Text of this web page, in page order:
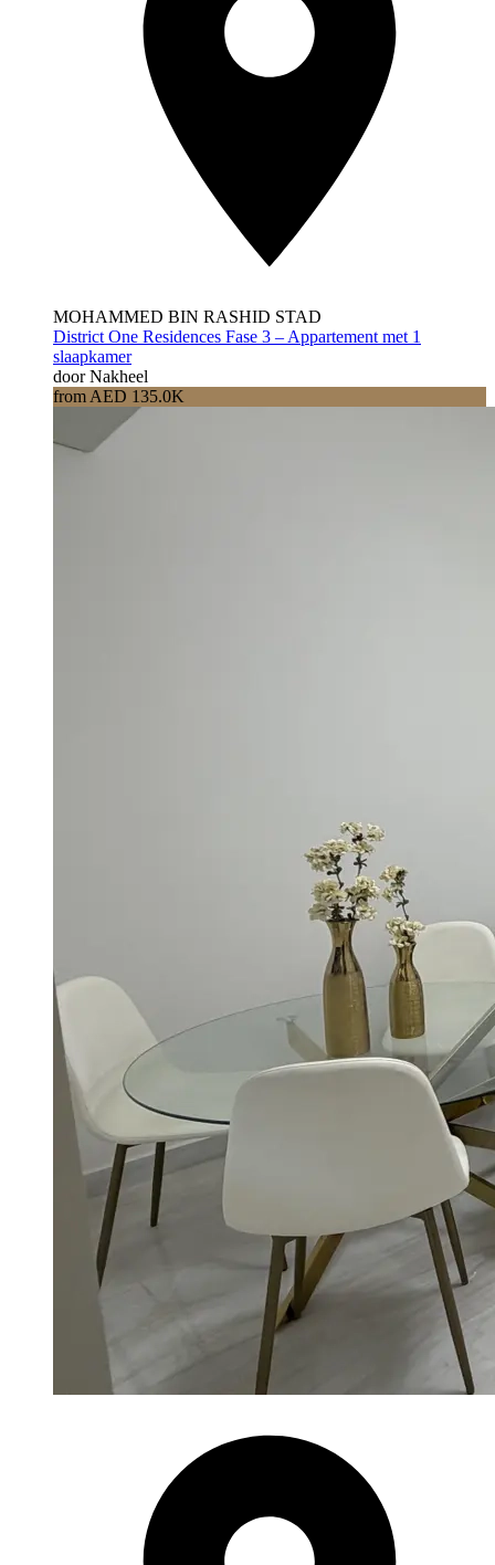
MOHAMMED BIN RASHID STAD
District One Residences Fase 3 – Appartement met 1
slaapkamer
door Nakheel
from AED 135.0K